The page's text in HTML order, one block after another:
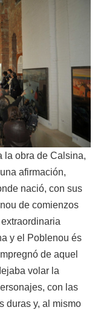
la obra de Calsina,
afirmación,
nació, con sus
de comienzos
y el Poblenou és
de aquel
volar la
con las
duras y, al mismo